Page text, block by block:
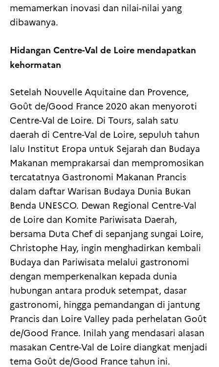
memamerkan inovasi dan nilai-nilai yang
dibawanya.
Hidangan Centre-Val de Loire mendapatkan
kehormatan
Setelah Nouvelle Aquitaine dan Provence,
Goût de/Good France 2020 akan menyoroti
Centre-Val de Loire. Di Tours, salah satu
daerah di Centre-Val de Loire, sepuluh tahun
lalu Institut Eropa untuk Sejarah dan Budaya
Makanan memprakarsai dan mempromosikan
tercatatnya Gastronomi Makanan Prancis
dalam daftar Warisan Budaya Dunia Bukan
Benda UNESCO. Dewan Regional Centre-Val
de Loire dan Komite Pariwisata Daerah,
bersama Duta Chef di sepanjang sungai Loire,
Christophe Hay, ingin menghadirkan kembali
Budaya dan Pariwisata melalui gastronomi
dengan memperkenalkan kepada dunia
hubungan antara produk setempat, dasar
gastronomi, hingga pemandangan di jantung
Prancis dan Loire Valley pada perhelatan Goût
de/Good France. Inilah yang mendasari alasan
masakan Centre-Val de Loire diangkat menjadi
tema Goût de/Good France tahun ini.